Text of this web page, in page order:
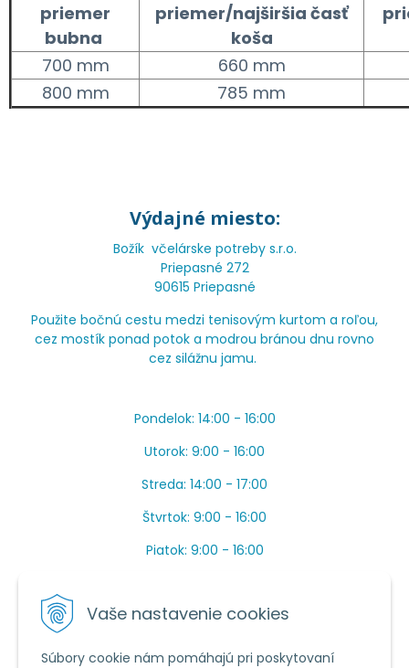
Vaše nastavenie cookies
Súbory cookie nám pomáhajú pri poskytovaní
priemer
bubna
priemer/najširšia časť
koša
700 mm
660 mm
800 mm
785 mm
Výdajné miesto:
Božík včelárske potreby s.r.o.
Priepasné 272
90615 Priepasné
Použite bočnú cestu medzi tenisovým kurtom a roľou,
cez mostík ponad potok a modrou bránou dnu rovno
cez silážnu jamu.
Pondelok: 14:00 - 16:00
Utorok: 9:00 - 16:00
Streda: 14:00 - 17:00
Štvrtok: 9:00 - 16:00
Piatok: 9:00 - 16:00
Máme toho veľa v sezóne, ak sa nedovoláte, píšte
prosím mail.